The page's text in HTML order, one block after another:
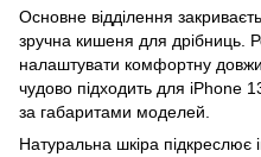
Основне відділення
зручна кишеня для дрібниць.
налаштувати комфортну
чудово підходить для iPhone
за габаритами моделей.
Натуральна шкіра підкреслює